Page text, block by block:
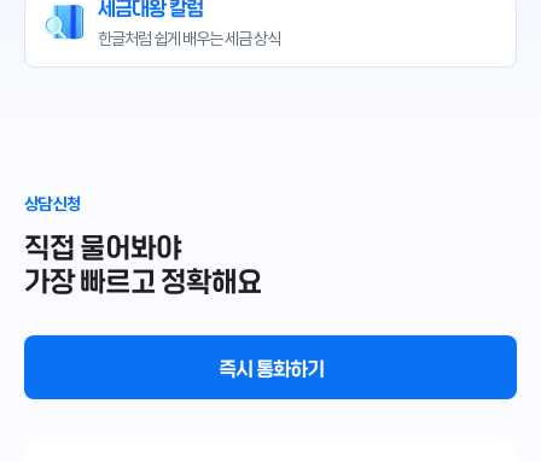
세금대왕 칼럼
한글처럼 쉽게 배우는세금 상식
상담 신청
직접 물어봐야
가장 빠르고 정확해요
즉시 통화하기